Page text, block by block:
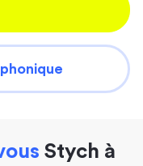
Stych à